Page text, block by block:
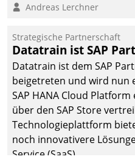
Andreas Lerchner
Strategische Partnerschaft
Datatrain ist SAP
Datatrain ist dem SAP
beigetreten und wird nun
SAP HANA Cloud
über den SAP Store
Technologieplattform
noch innovativere
Service (SaaS).